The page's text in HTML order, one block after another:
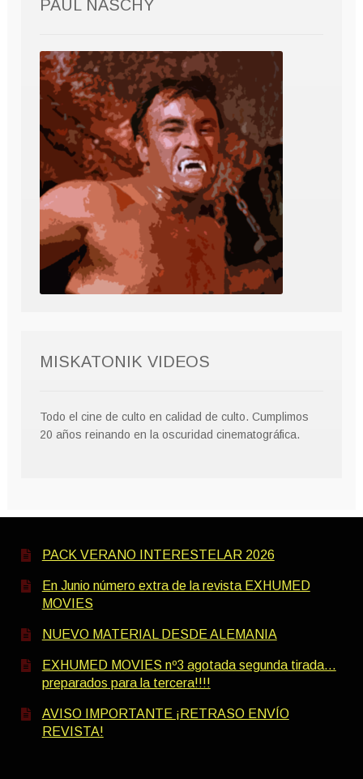
PAUL NASCHY
MISKATONIK VIDEOS
Todo el cine de culto en calidad de culto. Cumplimos
20 años reinando en la oscuridad cinematográfica.
PACK VERANO INTERESTELAR 2026
En Junio número extra de la revista EXHUMED
MOVIES
NUEVO MATERIAL DESDE ALEMANIA
EXHUMED MOVIES nº3 agotada segunda tirada…
preparados para la tercera!!!!
AVISO IMPORTANTE ¡RETRASO ENVÍO
REVISTA!